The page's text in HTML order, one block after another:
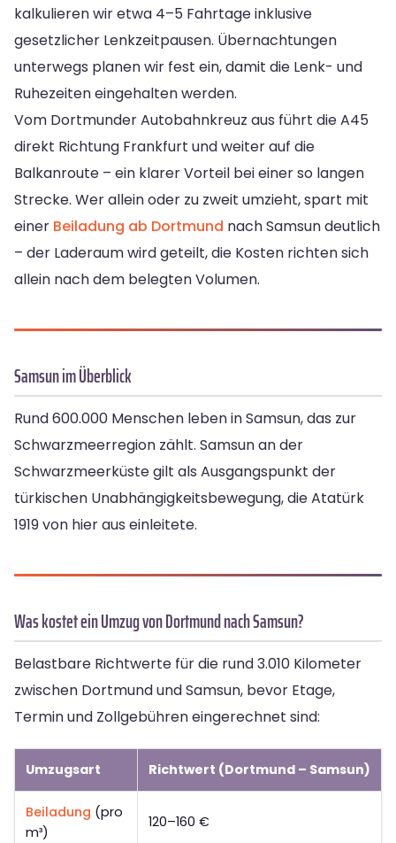
kalkulieren wir etwa 4–5 Fahrtage inklusive
gesetzlicher Lenkzeitpausen. Übernachtungen
unterwegs planen wir fest ein, damit die Lenk- und
Ruhezeiten eingehalten werden.
Vom Dortmunder Autobahnkreuz aus führt die A45
direkt Richtung Frankfurt und weiter auf die
Balkanroute – ein klarer Vorteil bei einer so langen
Strecke. Wer allein oder zu zweit umzieht, spart mit
einer Beiladung ab Dortmund nach Samsun deutlich
– der Laderaum wird geteilt, die Kosten richten sich
allein nach dem belegten Volumen.
Samsun im Überblick
Rund 600.000 Menschen leben in Samsun, das zur
Schwarzmeerregion zählt. Samsun an der
Schwarzmeerküste gilt als Ausgangspunkt der
türkischen Unabhängigkeitsbewegung, die Atatürk
1919 von hier aus einleitete.
Was kostet ein Umzug von Dortmund nach Samsun?
Belastbare Richtwerte für die rund 3.010 Kilometer
zwischen Dortmund und Samsun, bevor Etage,
Termin und Zollgebühren eingerechnet sind:
Umzugsart Richtwert (Dortmund – Samsun)
Beiladung (pro
m³)
120–160 €